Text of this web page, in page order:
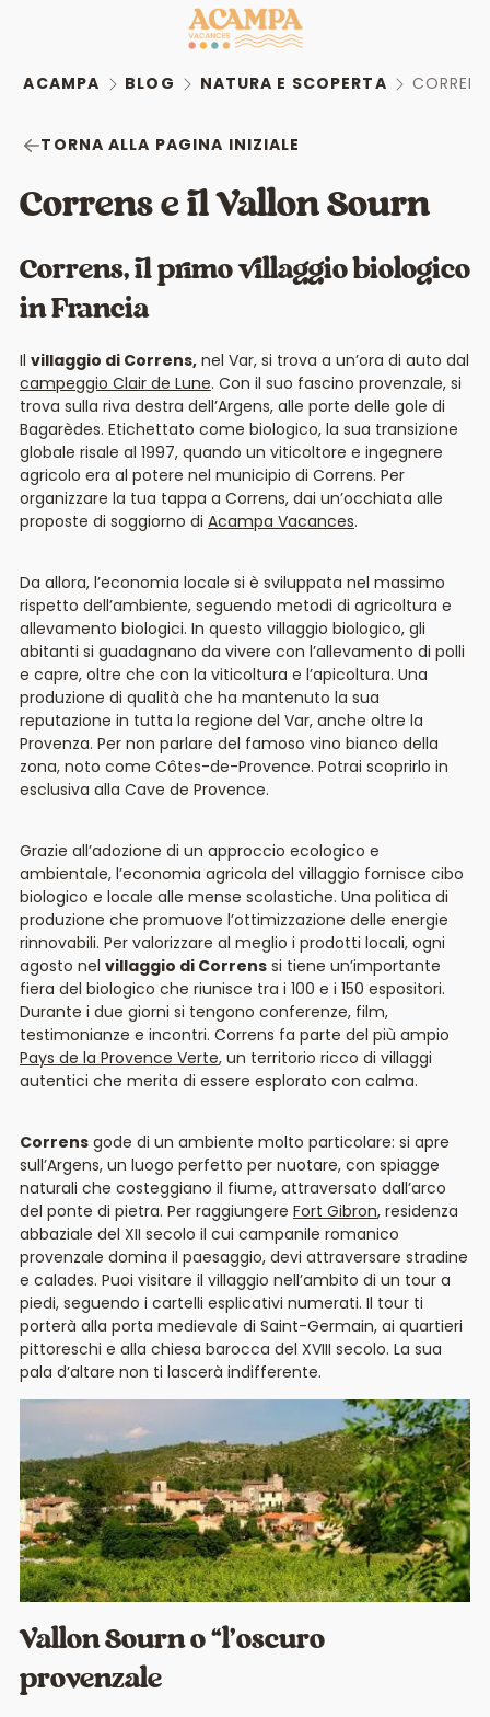
ACAMPA BLOG NATURA E SCOPERTA
TORNA ALLA PAGINA INIZIALE
Correns e il Vallon Sourn
Correns, il primo villaggio biologico
in Francia
Il villaggio di Correns,nel Var, si trova a un’ora di auto dal
campeggio Clair de Lune. Con il suo fascino provenzale, si
trova sulla riva destra dell’Argens, alle porte delle gole di
Bagarèdes. Etichettato come biologico, la sua transizione
globale risale al 1997, quando un viticoltore e ingegnere
agricolo era al potere nel municipio di Correns. Per
organizzare la tua tappa a Correns, dai un’occhiata alle
proposte di soggiorno di Acampa Vacances.
Da allora, l’economia locale si è sviluppata nel massimo
rispetto dell’ambiente, seguendo metodi di agricoltura e
allevamento biologici. In questo villaggio biologico, gli
abitanti si guadagnano da vivere con l’allevamento di polli
e capre, oltre che con la viticoltura e l’apicoltura. Una
produzione di qualità che ha mantenuto la sua
reputazione in tutta la regione del Var, anche oltre la
Provenza. Per non parlare del famoso vino bianco della
zona, noto come Côtes-de-Provence. Potrai scoprirlo in
esclusiva alla Cave de Provence.
Grazie all’adozione di un approccio ecologico e
ambientale, l’economia agricola del villaggio fornisce cibo
biologico e locale alle mense scolastiche. Una politica di
produzione che promuove l’ottimizzazione delle energie
rinnovabili. Per valorizzare al meglio i prodotti locali, ogni
agosto nel villaggio di Correnssi tiene un’importante
fiera del biologico che riunisce tra i 100 e i 150 espositori.
Durante i due giorni si tengono conferenze, film,
testimonianze e incontri. Correns fa parte del più ampio
Pays de la Provence Verte, un territorio ricco di villaggi
autentici che merita di essere esplorato con calma.
Corrensgode di un ambiente molto particolare: si apre
sull’Argens, un luogo perfetto per nuotare, con spiagge
naturali che costeggiano il fiume, attraversato dall’arco
del ponte di pietra. Per raggiungere Fort Gibron, residenza
abbaziale del XII secolo il cui campanile romanico
provenzale domina il paesaggio, devi attraversare stradine
e calades. Puoi visitare il villaggio nell’ambito di un tour a
piedi, seguendo i cartelli esplicativi numerati. Il tour ti
porterà alla porta medievale di Saint-Germain, ai quartieri
pittoreschi e alla chiesa barocca del XVIII secolo. La sua
pala d’altare non ti lascerà indifferente.
Vallon Sourn o “l’oscuro
provenzale